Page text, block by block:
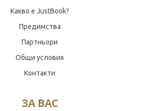
Обади се сега
Какво е JustBook?
Предимства
Партньори
Общи условия
Контакти
ЗА ВАС